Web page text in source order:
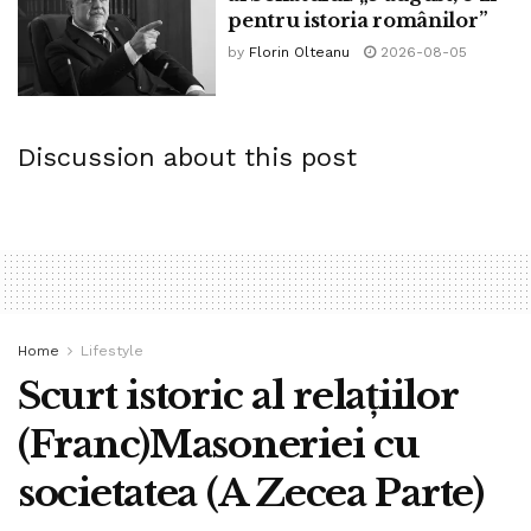
Doar Evanghelia Lui Hristos, ca Constituție a Universului,
a Cerurilor și al Pământului, poate restabili viața…
Liberul Arbitru îl are omul, în acest caz, noi românii, iar
„Eu sunt Calea Adevărul și Viața!!”
Email (obligatoriu)
Site web
Mesaj
pentru istoria românilor”
by Florin Olteanu 2026-08-05
Discussion about this post
Home Lifestyle
Scurt istoric al relațiilor
(Franc)Masoneriei cu
societatea (A Zecea Parte)